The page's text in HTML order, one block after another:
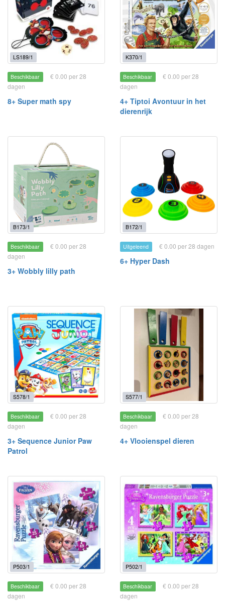
LS189/1
Beschikbaar
€ 0.00 per 28
dagen
8+ Super math spy
K370/1
Beschikbaar
€ 0.00 per 28
dagen
4+ Tiptoi Avontuur in het
dierenrijk
B173/1
Beschikbaar
€ 0.00 per 28
dagen
3+ Wobbly lilly path
B172/1
Uitgeleend € 0.00 per 28 dagen
6+ Hyper Dash
S578/1
Beschikbaar
€ 0.00 per 28
dagen
3+ Sequence Junior Paw
Patrol
S577/1
Beschikbaar
€ 0.00 per 28
dagen
4+ Vlooienspel dieren
P503/1
Beschikbaar
€ 0.00 per 28
dagen
P502/1
Beschikbaar
€ 0.00 per 28
dagen